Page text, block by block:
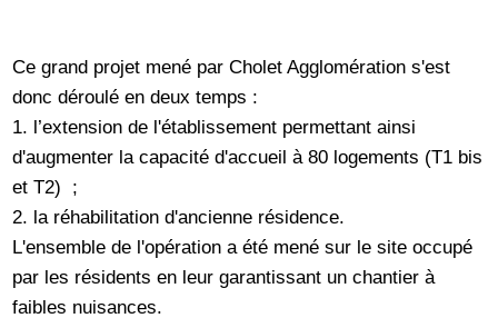
Ce grand projet mené par Cholet Agglomération s'est
donc déroulé en deux temps :
1. l’extension de l'établissement permettant ainsi
d'augmenter la capacité d'accueil à 80 logements (T1 bis
et T2) ;
2. la réhabilitation d'ancienne résidence.
L'ensemble de l'opération a été mené sur le site occupé
par les résidents en leur garantissant un chantier à
faibles nuisances.